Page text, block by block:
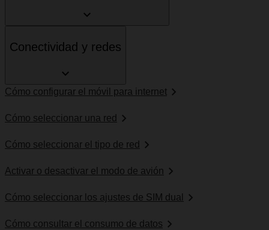
Conectividad y redes
Cómo configurar el móvil para internet
Cómo seleccionar una red
Cómo seleccionar el tipo de red
Activar o desactivar el modo de avión
Cómo seleccionar los ajustes de SIM dual
Cómo consultar el consumo de datos